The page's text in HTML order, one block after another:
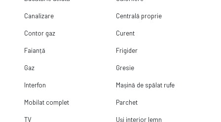
Canalizare Centrală proprie
Contor gaz Curent
Faianță Frigider
Gaz Gresie
Interfon Mașină de spălat rufe
Mobilat complet Parchet
TV Uși interior lemn